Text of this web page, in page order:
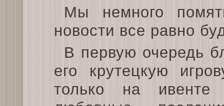
Мы немного
новости все равно
В первую очередь
его крутецкую
только на